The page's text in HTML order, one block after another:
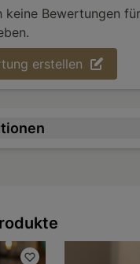
keine Bewertungen
erstellen